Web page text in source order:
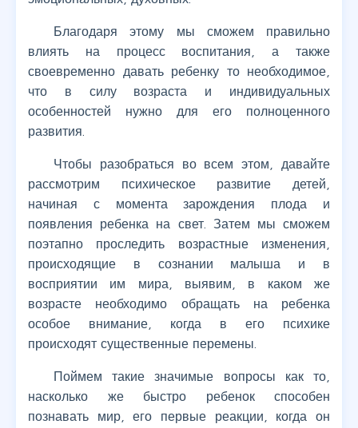
Благодаря этому мы сможем правильно
влиять на процесс воспитания, а также
своевременно давать ребенку то необходимое,
что в силу возраста и индивидуальных
особенностей нужно для его полноценного
развития.
Чтобы разобраться во всем этом, давайте
рассмотрим психическое развитие детей,
начиная с момента зарождения плода и
появления ребенка на свет. Затем мы сможем
поэтапно проследить возрастные изменения,
происходящие в сознании малыша и в
восприятии им мира, выявим, в каком же
возрасте необходимо обращать на ребенка
особое внимание, когда в его психике
происходят существенные перемены.
Поймем такие значимые вопросы как то,
насколько же быстро ребенок способен
познавать мир, его первые реакции, когда он